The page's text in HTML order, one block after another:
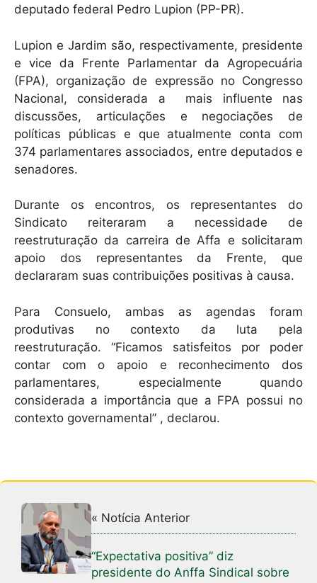
deputado federal Pedro Lupion (PP-PR).
Lupion e Jardim são, respectivamente, presidente
e vice da Frente Parlamentar da Agropecuária
(FPA), organização de expressão no Congresso
Nacional, considerada a mais influente nas
discussões, articulações e negociações de
políticas públicas e que atualmente conta com
374 parlamentares associados, entre deputados e
senadores.
Durante os encontros, os representantes do
Sindicato reiteraram a necessidade de
reestruturação da carreira de Affa e solicitaram
apoio dos representantes da Frente, que
declararam suas contribuições positivas à causa.
Para Consuelo, ambas as agendas foram
produtivas no contexto da luta pela
reestruturação. “Ficamos satisfeitos por poder
contar com o apoio e reconhecimento dos
parlamentares, especialmente quando
considerada a importância que a FPA possui no
contexto governamental” , declarou.
« Notícia Anterior
“Expectativa positiva” diz
presidente do Anffa Sindical sobre